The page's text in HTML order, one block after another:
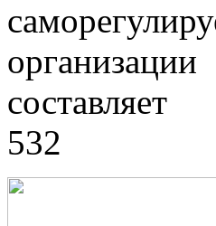
организации
составляет
532